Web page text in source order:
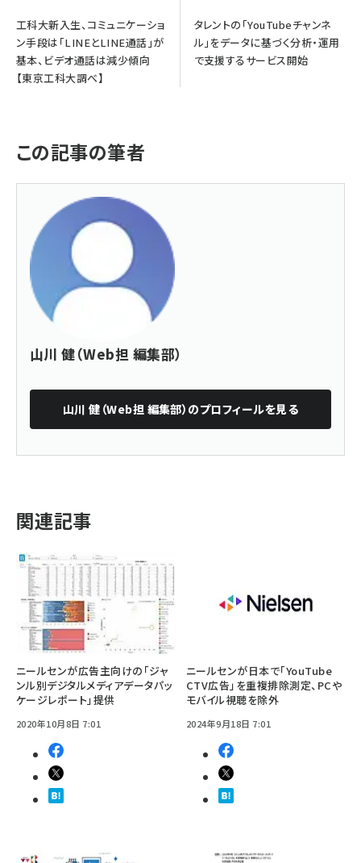
工科大新入生、コミュニケーショ
ン手段は「LINEとLINE通話」が
基本、ビデオ通話は減少傾向
【東京工科大調べ】
タレントの「YouTubeチャンネ
ル」をデータに基づく分析・運用
で支援するサービス開始
この記事の筆者
山川 健（Web担 編集部）
山川 健（Web担 編集部） のプロフィールを見る
関連記事
ニールセンが広告主向けの「ジャ
ンル別デジタルメディアデータパッ
ケージレポート」提供
2020年10月8日 7:01
ニールセンが日本で「YouTube
CTV広告」を重複排除測定、PCや
モバイル視聴を除外
2024年9月18日 7:01